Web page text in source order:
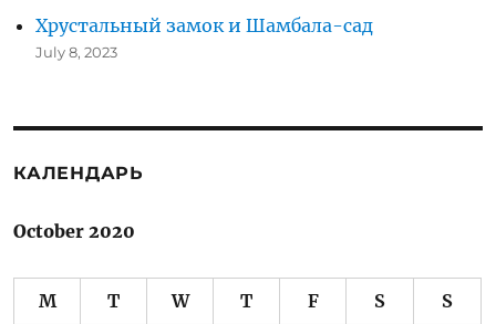
Хрустальный замок и Шамбала-сад
July 8, 2023
КАЛЕНДАРЬ
October 2020
M T W T F S S